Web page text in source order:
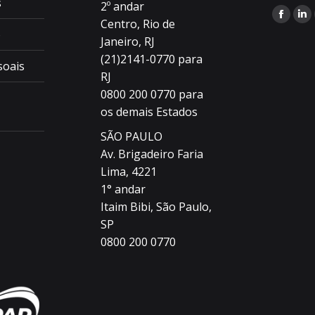
2º andar
Centro, Rio de
Janeiro, RJ
(21)2141-0770 para
RJ
0800 200 0770 para
os demais Estados
SÃO PAULO
Av. Brigadeiro Faria
Lima, 4221
1° andar
Itaim Bibi, São Paulo,
SP
0800 200 0770